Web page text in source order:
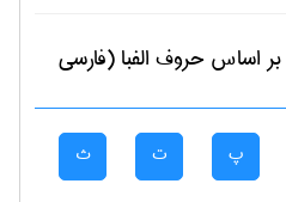
بر اساس حروف الفبا (فارسی
پ ت ث